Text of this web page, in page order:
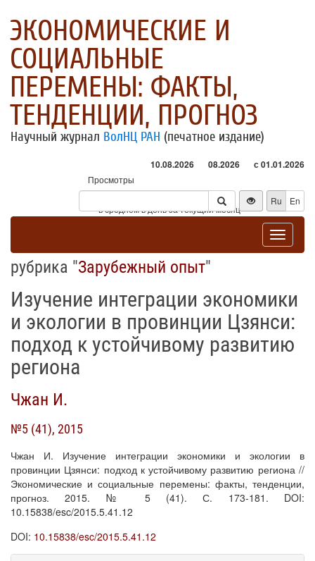
ЭКОНОМИЧЕСКИЕ И
СОЦИАЛЬНЫЕ
ПЕРЕМЕНЫ: ФАКТЫ,
ТЕНДЕНЦИИ, ПРОГНОЗ
Научный журнал ВолНЦ РАН (печатное издание)
10.08.2026 08.2026 с 01.01.2026
Просмотры
Посетители
* - в среднем в день за текущий месяц
Ru En
Toggle
рубрика "Зарубежный опыт"
Изучение интеграции экономики
и экологии в провинции Цзянси:
подход к устойчивому развитию
региона
Чжан И.
№5 (41), 2015
Чжан И. Изучение интеграции экономики и экологии в
провинции Цзянси: подход к устойчивому развитию региона //
Экономические и социальные перемены: факты, тенденции,
прогноз. 2015. № 5 (41). С. 173-181. DOI:
10.15838/esc/2015.5.41.12
DOI: 10.15838/esc/2015.5.41.12